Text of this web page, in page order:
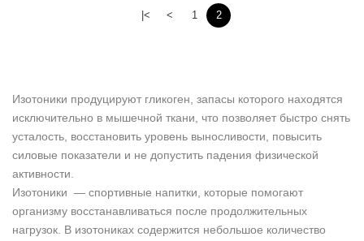
|< < 1 2
Изотоники продуцируют гликоген, запасы которого находятся
исключительно в мышечной ткани, что позволяет быстро снять
усталость, восстановить уровень выносливости, повысить
силовые показатели и не допустить падения физической
активности.
Изотоники — спортивные напитки, которые помогают
организму восстанавливаться после продолжительных
нагрузок. В изотониках содержится небольшое количество